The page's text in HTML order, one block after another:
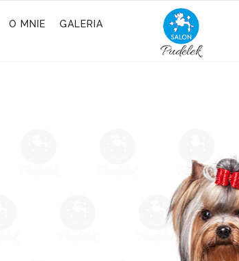
O MNIE GALERIA